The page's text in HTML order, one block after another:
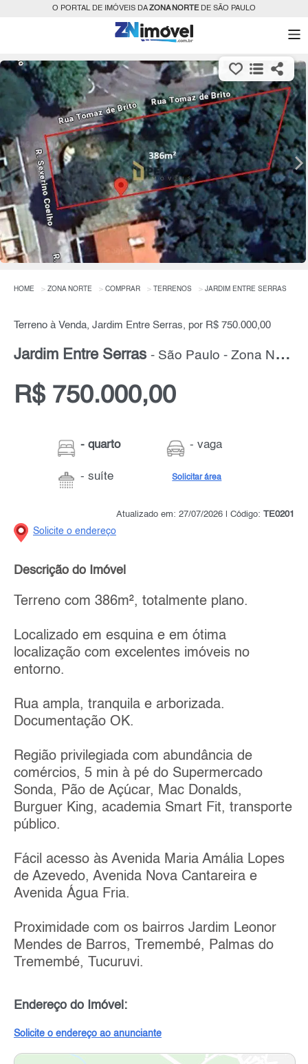
O PORTAL DE IMÓVEIS DAZONA NORTEDE SÃO PAULO
HOME ZONA NORTE COMPRAR TERRENOS JARDIM ENTRE SERRAS
Terreno à Venda, Jardim Entre Serras, por R$ 750.000,00
Jardim Entre Serras - São Paulo - Zona Norte
R$ 750.000,00
- quarto
- suíte
- vaga
Solicitar área
Atualizado em: 27/07/2026 | Código: TE0201
Solicite o endereço
Descrição do Imóvel
Terreno com 386m², totalmente plano.
Localizado em esquina e em ótima
localização com excelentes imóveis no
entorno.
Rua ampla, tranquila e arborizada.
Documentação OK.
Região privilegiada com abundância de
comércios, 5 min à pé do Supermercado
Sonda, Pão de Açúcar, Mac Donalds,
Burguer King, academia Smart Fit, transporte
público.
Fácil acesso às Avenida Maria Amália Lopes
de Azevedo, Avenida Nova Cantareira e
Avenida Água Fria.
Proximidade com os bairros Jardim Leonor
Mendes de Barros, Tremembé, Palmas do
Tremembé, Tucuruvi.
Endereço do Imóvel:
Solicite o endereço ao anunciante